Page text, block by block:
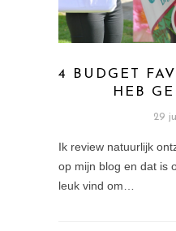
4 BUDGET
HEB
29
Ik review natuurlijk
op mijn blog en dat is
leuk vind om…